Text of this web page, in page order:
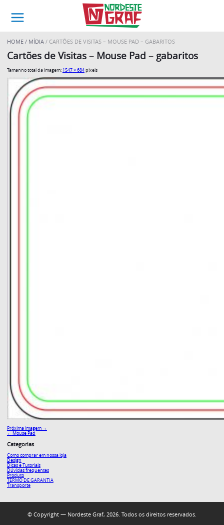
HOME MÍDIA CARTÕES DE VISITAS – MOUSE PAD – GABARITOS
Cartões de Visitas – Mouse Pad – gabaritos
Tamanho total da imagem: 1547×684pixels
Próxima imagem →
← Mouse Pad
Categorias
Como comprar em nossa loja
Design
Dicas e Tutoriais
Dúvidas frequentes
Produto
TERMO DE GARANTIA
Transporte
© Copyright — Nordeste Graf, 2026. Todos os direitos reservados.